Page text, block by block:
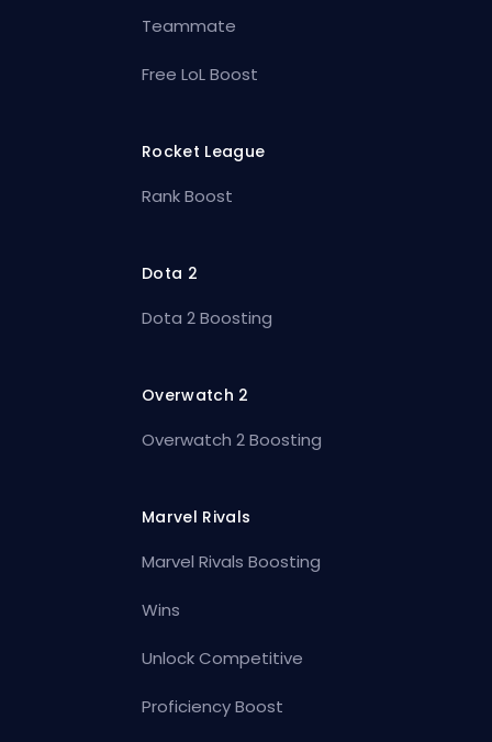
Teammate
Free LoL Boost
Rocket League
Rank Boost
Dota 2
Dota 2 Boosting
Overwatch 2
Overwatch 2 Boosting
Marvel Rivals
Marvel Rivals Boosting
Wins
Unlock Competitive
Proficiency Boost